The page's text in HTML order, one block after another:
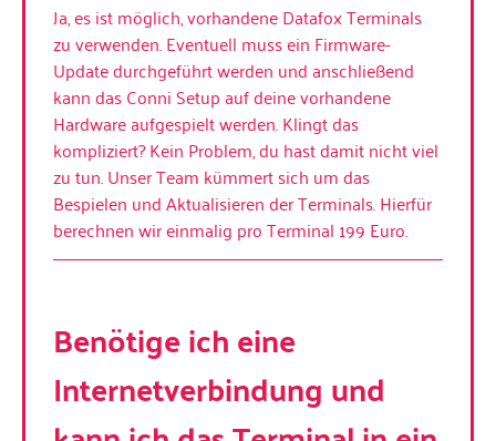
Ja, es ist möglich, vorhandene Datafox Terminals
zu verwenden. Eventuell muss ein Firmware-
Update durchgeführt werden und anschließend
kann das Conni Setup auf deine vorhandene
Hardware aufgespielt werden. Klingt das
kompliziert? Kein Problem, du hast damit nicht viel
zu tun. Unser Team kümmert sich um das
Bespielen und Aktualisieren der Terminals. Hierfür
berechnen wir einmalig pro Terminal 199 Euro.
Benötige ich eine
Internetverbindung und